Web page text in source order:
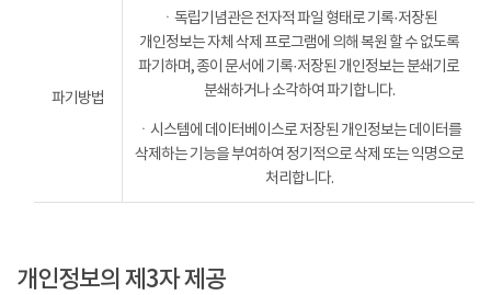
파기방법
ㆍ독립기념관은 전자적 파일 형태로 기록·저장된
개인정보는 자체 삭제 프로그램에 의해 복원 할 수 없도록
파기하며, 종이 문서에 기록·저장된 개인정보는 분쇄기로
분쇄하거나 소각하여 파기합니다.
ㆍ시스템에 데이터베이스로 저장된 개인정보는 데이터를
삭제하는 기능을 부여하여 정기적으로 삭제 또는 익명으로
처리합니다.
개인정보의 제3자 제공